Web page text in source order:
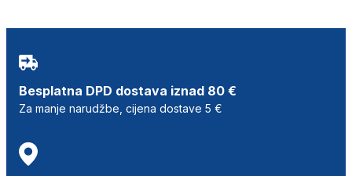
Besplatna DPD dostava iznad 80 €
Za manje narudžbe, cijena dostave 5 €